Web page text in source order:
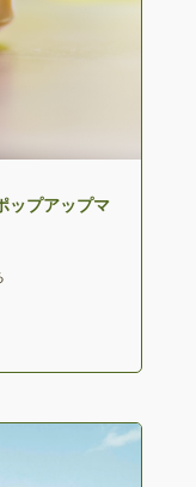
ップアップマ